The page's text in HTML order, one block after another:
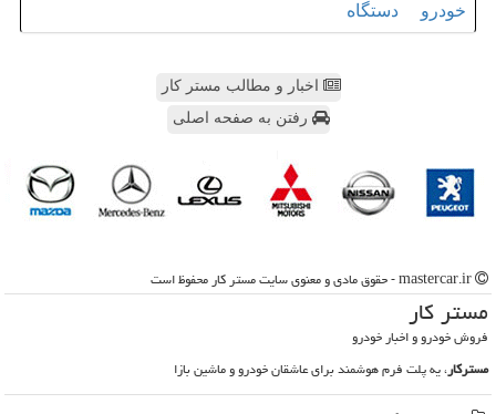
خودرو دستگاه
اخبار و مطالب مستر کار
رفتن به صفحه اصلی
مستر كار
فروش خودرو و اخبار خودرو
مسترکار، یه پلت فرم هوشمند برای عاشقان خودرو و ماشین بازا